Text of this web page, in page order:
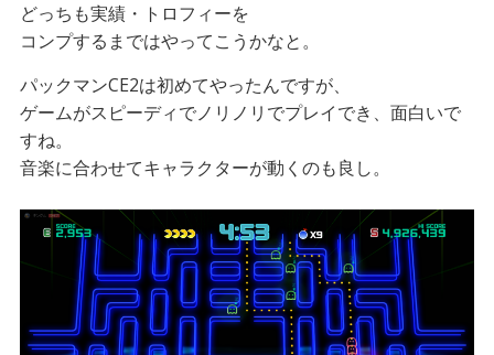
どっちも実績・トロフィーを
コンプするまではやってこうかなと。
パックマンCE2は初めてやったんですが、
ゲームがスピーディでノリノリでプレイでき、面白いで
すね。
音楽に合わせてキャラクターが動くのも良し。